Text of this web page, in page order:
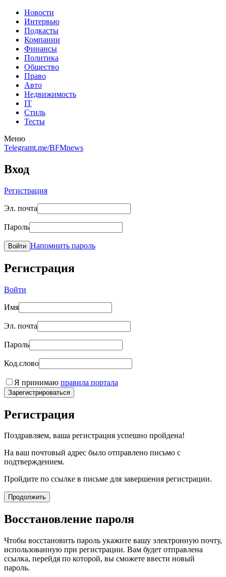
Новости
Интервью
Подкасты
Компании
Финансы
Политика
Общество
Право
Авто
Недвижимость
IT
Стиль
Тесты
Меню
Telegramt.me/BFMnews
Вход
Регистрация
Эл. почта
Пароль
Войти Напомнить пароль
Регистрация
Войти
Имя
Эл. почта
Пароль
Код.слово
Я принимаю правила портала
Зарегистрироваться
Регистрация
Поздравляем, ваша регистрация успешно пройдена!
На ваш почтовый адрес было отправлено письмо с
подтверждением.
Пройдите по ссылке в письме для завершения регистрации.
Продолжить
Восстановление пароля
Чтобы восстановить пароль укажите вашу электронную почту,
использованную при регистрации. Вам будет отправлена
ссылка, перейдя по которой, вы сможете ввести новый
пароль.